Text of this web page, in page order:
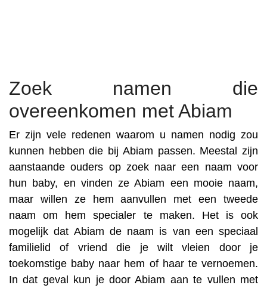
Zoek namen die
overeenkomen met Abiam
Er zijn vele redenen waarom u namen nodig zou
kunnen hebben die bij Abiam passen. Meestal zijn
aanstaande ouders op zoek naar een naam voor
hun baby, en vinden ze Abiam een mooie naam,
maar willen ze hem aanvullen met een tweede
naam om hem specialer te maken. Het is ook
mogelijk dat Abiam de naam is van een speciaal
familielid of vriend die je wilt vleien door je
toekomstige baby naar hem of haar te vernoemen.
In dat geval kun je door Abiam aan te vullen met